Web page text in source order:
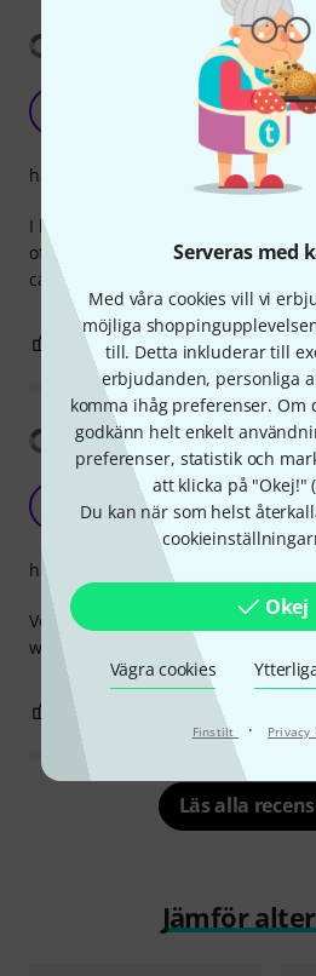
Serveras med
Med våra cookies vill vi
möjliga
till. Detta inkluderar till
erbjudanden, personliga
komma ihåg preferenser. Om
godkänn helt enkelt
preferenser, statistik och
att klicka på "Okej!" (
Du kan när som helst
Okej
Vägra cookies
Finstilt · Privacy
Very good power cables
Mombasaflash
I have used these exclusively for a
of those supplied, which were too
cables also offer straight or angled
hantverkskvalitet
0 ANMÄL RECENSION
Visa översättning
Great quality
G-T-R
Very good quality cable. Love the
which allow for better pedal
hantverkskvalitet
ANMÄL RECENSION
Läs alla
Jämför